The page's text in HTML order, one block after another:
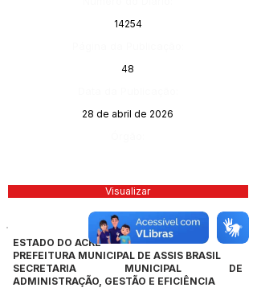
14254
48
28 de abril de 2026
Visualizar
ESTADO DO ACRE
PREFEITURA MUNICIPAL DE ASSIS BRASIL
SECRETARIA MUNICIPAL DE
ADMINISTRAÇÃO, GESTÃO E EFICIÊNCIA